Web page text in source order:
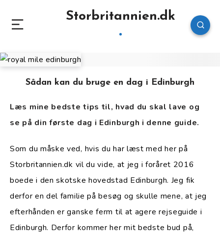
Storbritannien.dk
Sådan kan du bruge en dag i Edinburgh
Læs mine bedste tips til, hvad du skal lave og
se på din første dag i Edinburgh i denne guide.
Som du måske ved, hvis du har læst med her på
Storbritannien.dk vil du vide, at jeg i foråret 2016
boede i den skotske hovedstad Edinburgh. Jeg fik
derfor en del familie på besøg og skulle mene, at jeg
efterhånden er ganske ferm til at agere rejseguide i
Edinburgh. Derfor kommer her mit bedste bud på,